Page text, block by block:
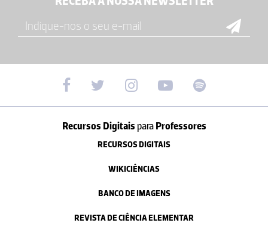
Recursos Digitais paraProfessores
RECURSOS DIGITAIS
WIKICIÊNCIAS
BANCO DE IMAGENS
REVISTA DE CIÊNCIA ELEMENTAR